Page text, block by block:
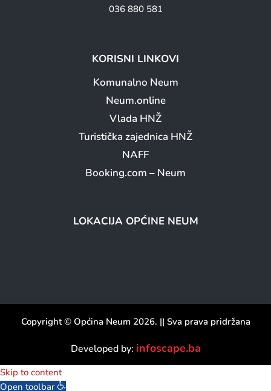
036 880 581
KORISNI LINKOVI
Komunalno Neum
Neum.online
Vlada HNŽ
Turistička zajednica HNŽ
NAFF
Booking.com – Neum
LOKACIJA OPĆINE NEUM
Copyright © Općina Neum 2026. || Sva prava pridržana
Developed by: infoscape.ba
Skip to content
Open toolbar